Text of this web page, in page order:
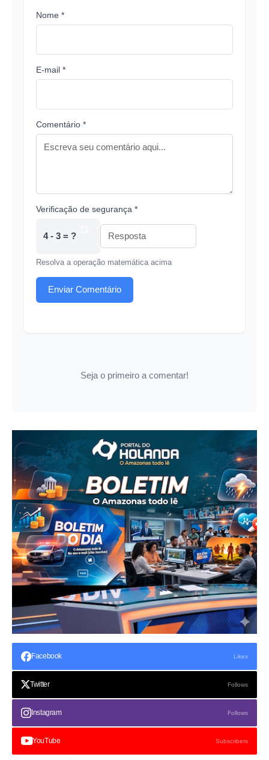
Nome *
E-mail *
Comentário *
Verificação de segurança *
4 - 3 = ?
Resolva a operação matemática acima
Enviar Comentário
Seja o primeiro a comentar!
Facebook Likes
Twitter Follows
Instagram Follows
YouTube Subscribers